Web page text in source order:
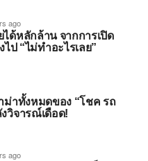
ago
ด้หลักล้าน จากการเปิด
ไป “ไม่ทำอะไรเลย”
ม่าทั้งหมดของ “โชค รถ
วิจารณ์เดือด!
ago